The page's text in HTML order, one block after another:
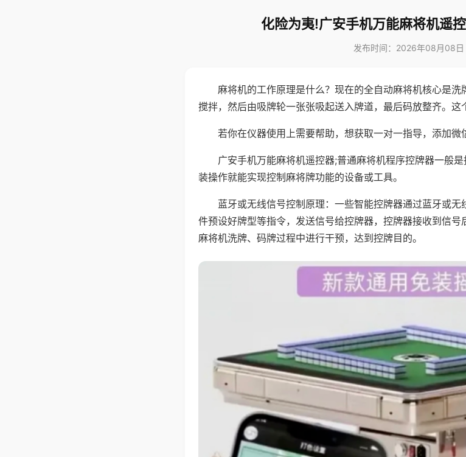
化险为夷!广安手机万能麻将机遥
发布时间：2026年08月08日
麻将机的工作原理是什么？现在的全自动麻将机核心是
搅拌，然后由吸牌轮一张张吸起送入牌道，最后码放整齐。这
若你在仪器使用上需要帮助，想获取一对一指导，添加微
广安手机万能麻将机遥控器;普通麻将机程序控牌器一般
装操作就能实现控制麻将牌功能的设备或工具。
蓝牙或无线信号控制原理：一些智能控牌器通过蓝牙或
件预设好牌型等指令，发送信号给控牌器，控牌器接收到信
麻将机洗牌、码牌过程中进行干预，达到控牌目的。